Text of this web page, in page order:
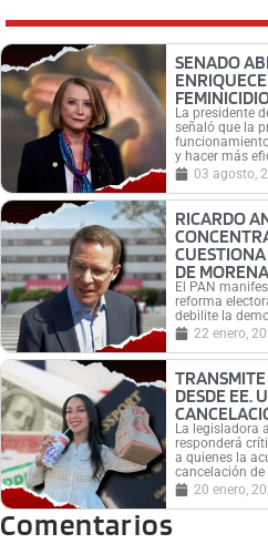
SENADO
La presidente
señaló que la
y hacer más
03 agosto,
RICARDO
DE MORENA
El PAN
reforma
debilite la
22 enero,
DESDE EE.
La legisladora
responderá
a quienes la
cancelación de
20 enero,
Comentarios